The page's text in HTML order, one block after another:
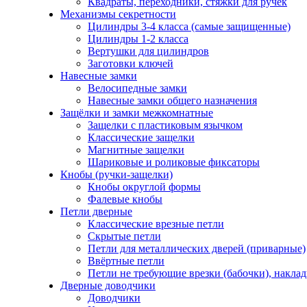
Механизмы секретности
Цилиндры 3-4 класса (самые защищенные)
Цилиндры 1-2 класса
Вертушки для цилиндров
Заготовки ключей
Навесные замки
Велосипедные замки
Навесные замки общего назначения
Защёлки и замки межкомнатные
Защелки с пластиковым язычком
Классические защелки
Магнитные защелки
Шариковые и роликовые фиксаторы
Кнобы (ручки-защелки)
Кнобы округлой формы
Фалевые кнобы
Петли дверные
Классические врезные петли
Скрытые петли
Петли для металлических дверей (приварные)
Ввёртные петли
Петли не требующие врезки (бабочки),
Дверные доводчики
Доводчики